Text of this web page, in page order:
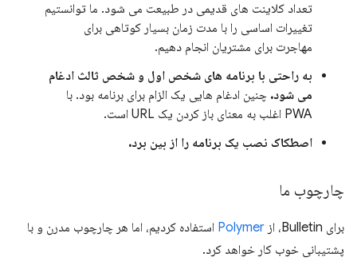
تعداد کلاینت های قدیمی در طبیعت می شود. ما توانستیم
تغییرات اساسی را با مدت زمان بسیار کوتاهی برای
مهاجرت برای مشتریان انجام دهیم.
به راحتی با برنامه های شخص اول و شخص ثالث ادغام
می شود. چنین ادغام هایی یک الزام برای برنامه بود. با
PWA اغلب به معنای باز کردن یک URL است.
اصطکاک نصب یک برنامه را از بین برد.
چارچوب ما
برای Bulletin، از Polymer استفاده کردیم، اما هر چارچوب مدرن و با
پشتیبانی خوب کار خواهد کرد.